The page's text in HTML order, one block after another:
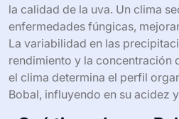
la calidad de la uva. Un clima
enfermedades fúngicas,
La variabilidad en las
rendimiento y la concentración
el clima determina el perfil
Bobal, influyendo en su acidez